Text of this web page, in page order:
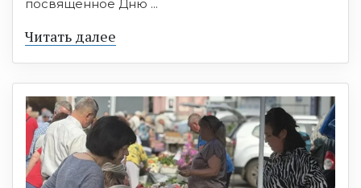
посвященное Дню ...
Читать далее